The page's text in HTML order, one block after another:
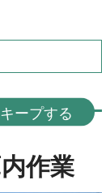
キープする
作業